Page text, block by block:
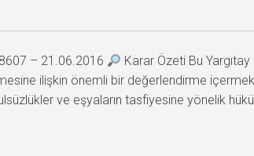
– 21.06.2016
Karar Özeti Bu Yargıtay
ilişkin önemli bir değerlendirme
ve eşyaların tasfiyesine yönelik